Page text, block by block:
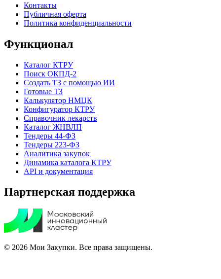
Контакты
Публичная оферта
Политика конфиденциальности
Функционал
Каталог КТРУ
Поиск ОКПД-2
Создать ТЗ с помощью ИИ
Готовые ТЗ
Калькулятор НМЦК
Конфигуратор КТРУ
Справочник лекарств
Каталог ЖНВЛП
Тендеры 44-ФЗ
Тендеры 223-ФЗ
Аналитика закупок
Динамика каталога КТРУ
API и документация
Партнерская поддержка
© 2026 Мои Закупки. Все права защищены.